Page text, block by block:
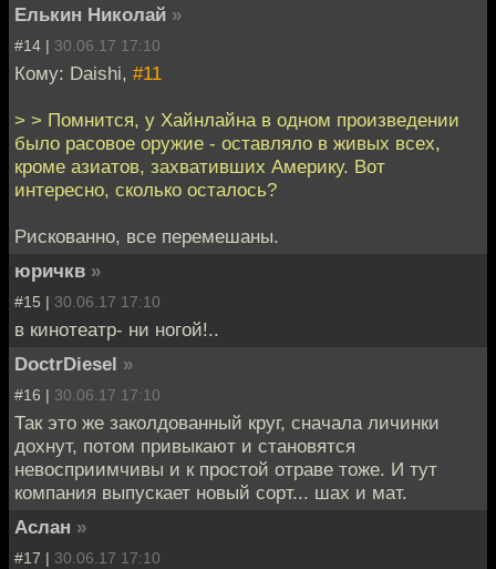
Елькин Николай »
#14 | 30.06.17 17:10
Кому: Daishi, #11
> > Помнится, у Хайнлайна в одном произведении
было расовое оружие - оставляло в живых всех,
кроме азиатов, захвативших Америку. Вот
интересно, сколько осталось?
Рискованно, все перемешаны.
юричкв »
#15 | 30.06.17 17:10
в кинотеатр- ни ногой!..
DoctrDiesel »
#16 | 30.06.17 17:10
Так это же заколдованный круг, сначала личинки
дохнут, потом привыкают и становятся
невосприимчивы и к простой отраве тоже. И тут
компания выпускает новый сорт... шах и мат.
Аслан »
#17 | 30.06.17 17:10